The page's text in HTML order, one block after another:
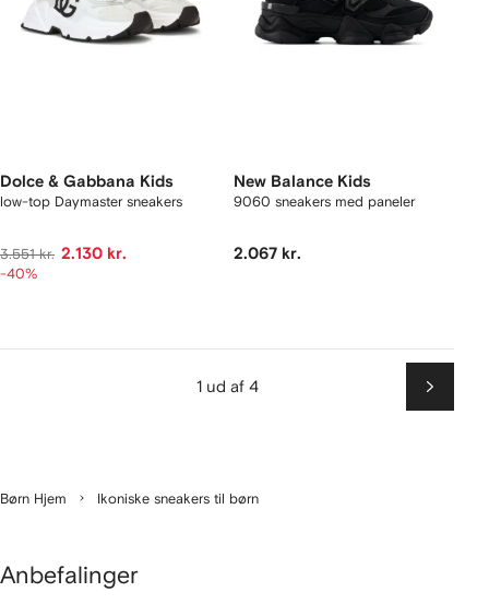
Dolce & Gabbana Kids
low-top Daymaster sneakers
3.551 kr. 2.130 kr.
-40%
New Balance Kids
9060 sneakers med paneler
2.067 kr.
1 ud af 4
Næste
Børn Hjem Ikoniske sneakers til børn
Anbefalinger